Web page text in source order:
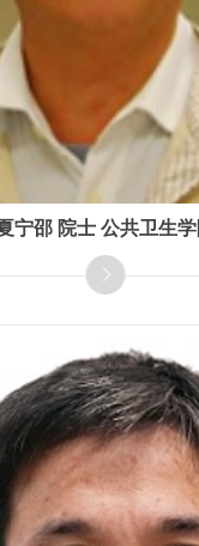
宁邵 院士 公共卫生
士，长期从事疫苗与诊断
篇，子刊等重要论文30
，入选中国医学科学院学